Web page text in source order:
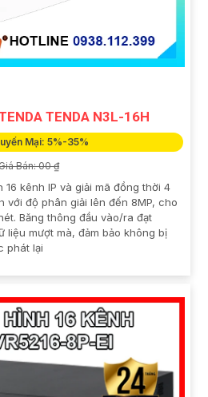
TENDA N3L-16H
Mại: 5%-35%
Bán: 00 ₫
kênh IP và giải mã đồng thời 4
với độ phân giải lên đến 8MP, cho
Băng thông đầu vào/ra đạt
liệu mượt mà, đảm bảo không bị
phát lại